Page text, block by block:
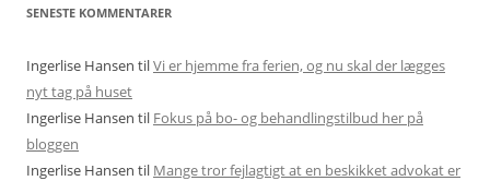
SENESTE KOMMENTARER
Ingerlise Hansen tilVi er hjemme fra ferien, og nu skal der lægges
nyt tag på huset
Ingerlise Hansen til Fokus på bo- og behandlingstilbud her på
bloggen
Ingerlise Hansen til Mange tror fejlagtigt at en beskikket advokat er